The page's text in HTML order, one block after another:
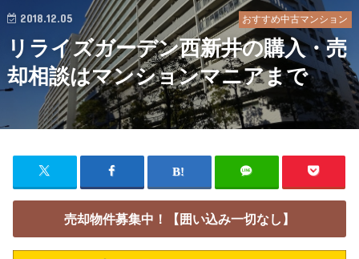
おすすめ中古マンション
2018.12.05
リライズガーデン西新井の購入・売
却相談はマンションマニアまで
売却物件募集中！【囲い込み一切なし】